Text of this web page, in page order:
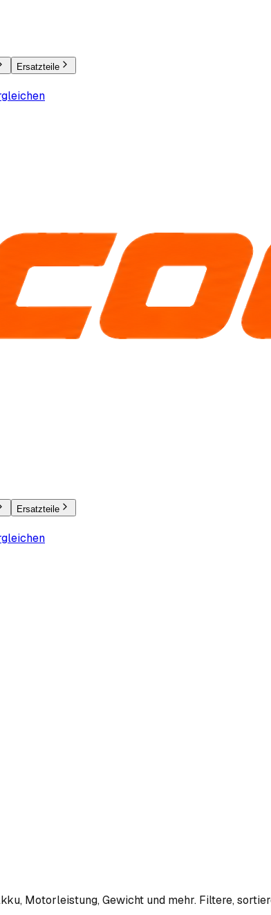
Ersatzteile
Ersatzteile
Motorleistung, Gewicht und mehr. Filtere,